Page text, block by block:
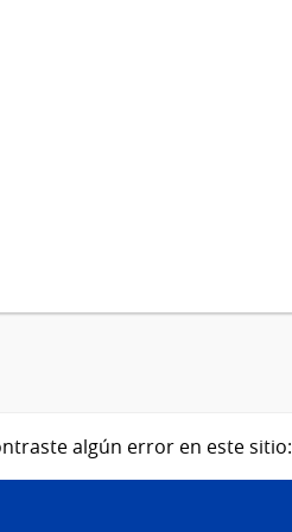
algún error en este sitio: